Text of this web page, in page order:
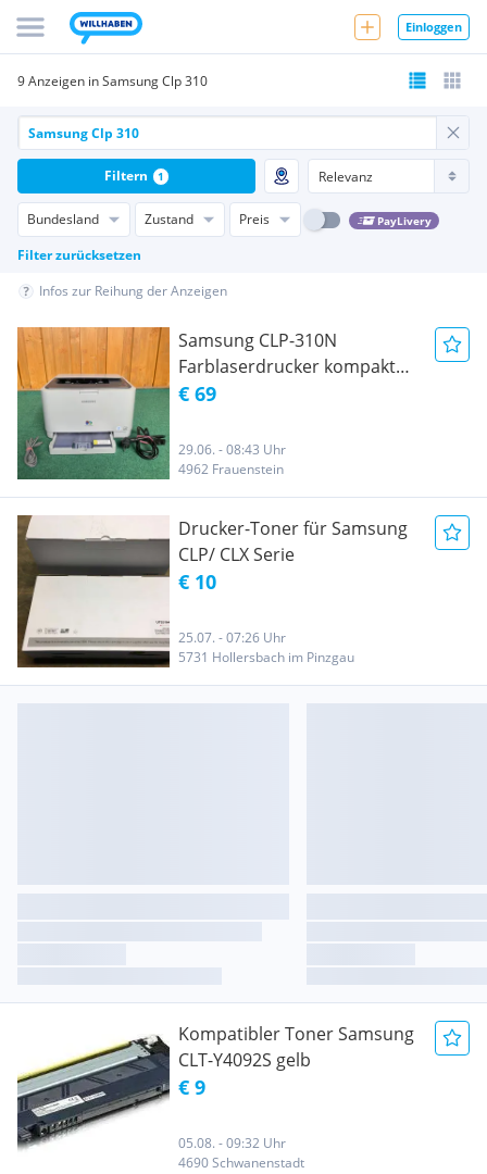
Einloggen
9 Anzeigen in Samsung Clp 310
Bundesland Zustand Preis PayLivery
Filter zurücksetzen
Filtern 1
Infos zur Reihung der Anzeigen
Samsung CLP-310N
Farblaserdrucker kompakt
m. Netzteil u. USBKabel
€ 69
29.06. - 08:43 Uhr
4962 Frauenstein
Drucker-Toner für Samsung
CLP/ CLX Serie
€ 10
25.07. - 07:26 Uhr
5731 Hollersbach im Pinzgau
Kompatibler Toner Samsung
CLT-Y4092S gelb
€ 9
05.08. - 09:32 Uhr
4690 Schwanenstadt